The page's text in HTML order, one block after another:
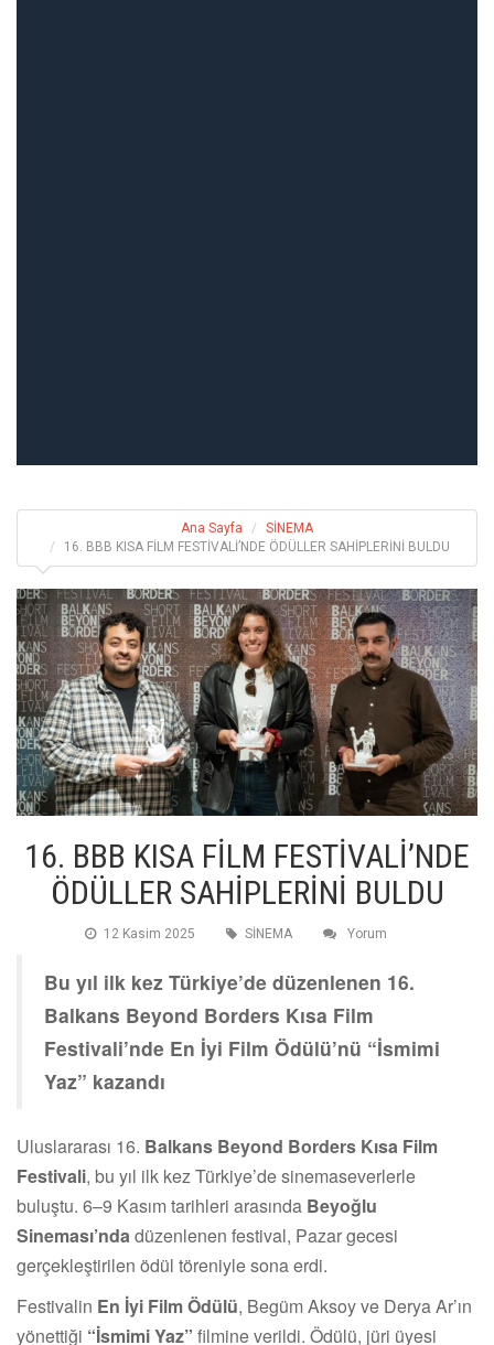
Ana Sayfa
SİNEMA
16. BBB KISA FİLM FESTİVALİ’NDE ÖDÜLLER SAHİPLERİNİ BULDU
16. BBB KISA FİLM FESTİVALİ’NDE
ÖDÜLLER SAHİPLERİNİ BULDU
12 Kasim 2025 SİNEMA Yorum
Bu yıl ilk kez Türkiye’de düzenlenen 16.
Balkans Beyond Borders Kısa Film
Festivali’nde En İyi Film Ödülü’nü “İsmimi
Yaz” kazandı
Uluslararası 16. Balkans Beyond Borders Kısa Film
Festivali, bu yıl ilk kez Türkiye’de sinemaseverlerle
buluştu. 6–9 Kasım tarihleri arasında Beyoğlu
Sineması’ndadüzenlenen festival, Pazar gecesi
gerçekleştirilen ödül töreniyle sona erdi.
Festivalin En İyi Film Ödülü, Begüm Aksoy ve Derya Ar’ın
yönettiği “İsmimi Yaz” filmine verildi. Ödülü, jüri üyesi